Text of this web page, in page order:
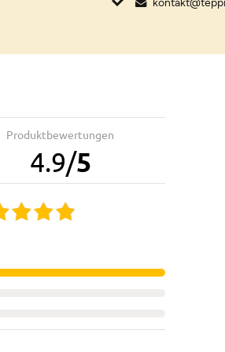
Produktbewertungen
4.9/5